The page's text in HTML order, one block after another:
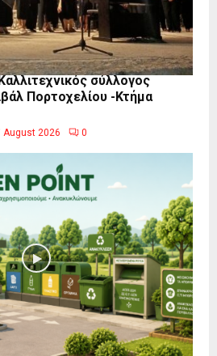
σύλλογος
Πορτοχελίου -Κτήμα
August 2026 0